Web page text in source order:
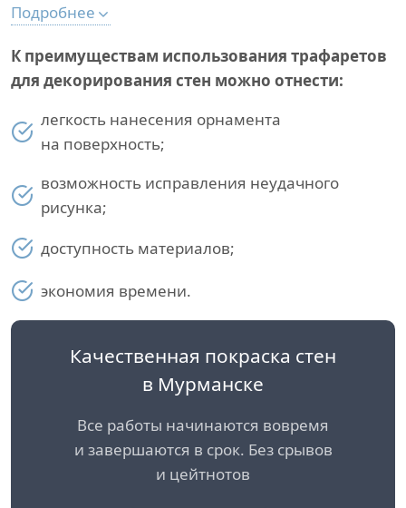
Подробнее
К преимуществам использования трафаретов
для декорирования стен можно отнести:
легкость нанесения орнамента
на поверхность;
возможность исправления неудачного
рисунка;
доступность материалов;
экономия времени.
Качественная покраска стен
в Мурманске
Все работы начинаются вовремя
и завершаются в срок. Без срывов
и цейтнотов